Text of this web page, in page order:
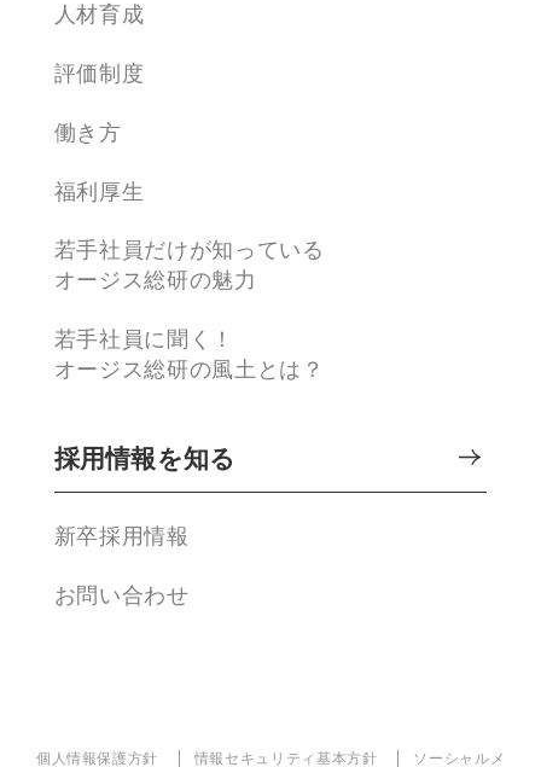
人材育成
評価制度
働き方
福利厚生
若手社員だけが知っている
オージス総研の魅力
若手社員に聞く！
オージス総研の風土とは？
採用情報を知る
新卒採用情報
お問い合わせ
個人情報保護方針 情報セキュリティ基本方針 ソーシャルメ